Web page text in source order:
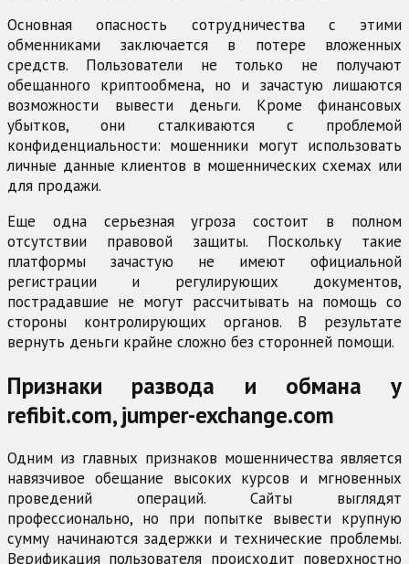
Основная опасность сотрудничества с этими
обменниками заключается в потере вложенных
средств. Пользователи не только не получают
обещанного криптообмена, но и зачастую лишаются
возможности вывести деньги. Кроме финансовых
убытков, они сталкиваются с проблемой
конфиденциальности: мошенники могут использовать
личные данные клиентов в мошеннических схемах или
для продажи.
Еще одна серьезная угроза состоит в полном
отсутствии правовой защиты. Поскольку такие
платформы зачастую не имеют официальной
регистрации и регулирующих документов,
пострадавшие не могут рассчитывать на помощь со
стороны контролирующих органов. В результате
вернуть деньги крайне сложно без сторонней помощи.
Признаки развода и обмана у
refibit.com, jumper-exchange.com
Одним из главных признаков мошенничества является
навязчивое обещание высоких курсов и мгновенных
проведений операций. Сайты выглядят
профессионально, но при попытке вывести крупную
сумму начинаются задержки и технические проблемы.
Верификация пользователя происходит поверхностно